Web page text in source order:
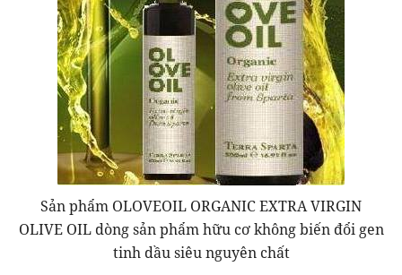
Sản phẩm OLOVEOIL ORGANIC EXTRA VIRGIN
OLIVE OIL dòng sản phẩm hữu cơ không biến đổi gen
tinh dầu siêu nguyên chất